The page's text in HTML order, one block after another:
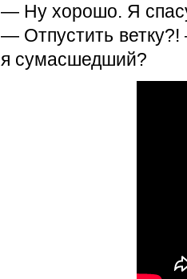
— Ну хорошо. Я
— Отпустить
я сумасшедший?